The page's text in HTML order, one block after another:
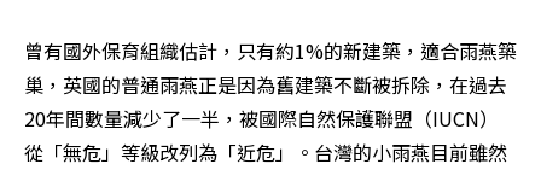
曾有國外保育組織估計，只有約1%的新建築，適合雨燕築
巢，英國的普通雨燕正是因為舊建築不斷被拆除，在過去
20年間數量減少了一半，被國際自然保護聯盟（IUCN）
從「無危」等級改列為「近危」。台灣的小雨燕目前雖然